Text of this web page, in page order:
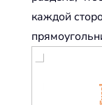
каждой